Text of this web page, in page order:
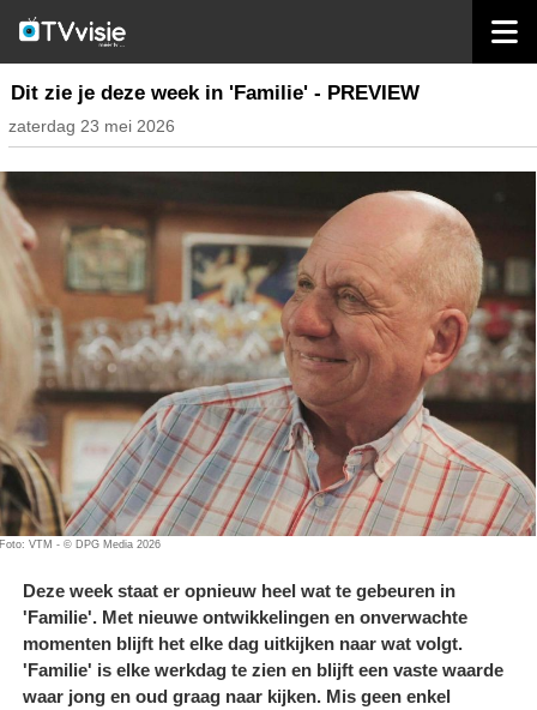
inhoud belgië
Dit zie je deze week in 'Familie' - PREVIEW
zaterdag 23 mei 2026
Foto: VTM - © DPG Media 2026
Deze week staat er opnieuw heel wat te gebeuren in
'Familie'. Met nieuwe ontwikkelingen en onverwachte
momenten blijft het elke dag uitkijken naar wat volgt.
'Familie' is elke werkdag te zien en blijft een vaste waarde
waar jong en oud graag naar kijken. Mis geen enkel